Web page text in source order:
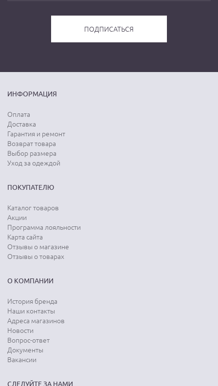
ИНФОРМАЦИЯ
Оплата
Доставка
Гарантия и ремонт
Возврат товара
Выбор размера
Уход за одеждой
ПОКУПАТЕЛЮ
Каталог товаров
Акции
Программа лояльности
Карта сайта
Отзывы о магазине
Отзывы о товарах
О КОМПАНИИ
История бренда
Наши контакты
Адреса магазинов
Новости
Вопрос-ответ
Документы
Вакансии
СЛЕДУЙТЕ ЗА НАМИ